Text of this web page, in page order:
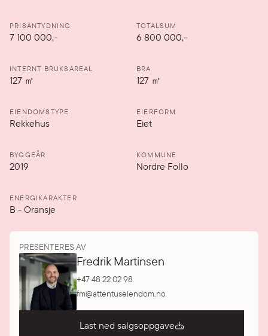
PRISANTYDNING
7 100 000,-
TOTALSUM
6 800 000,-
INTERNT BRUKSAREAL
127 ㎡
BRA
127 ㎡
EIENDOMSTYPE
Rekkehus
EIERFORM
Eiet
BYGGEÅR
2019
KOMMUNE
Nordre Follo
ENERGIKARAKTER
B -Oransje
PRESENTERES AV
Fredrik Martinsen
+47 48 22 02 98
fm@attentuseiendom.no
Last ned salgsoppgave